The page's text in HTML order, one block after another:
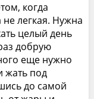
когда
легкая. Нужна
целый день
добрую
еще нужно
жать под
до самой